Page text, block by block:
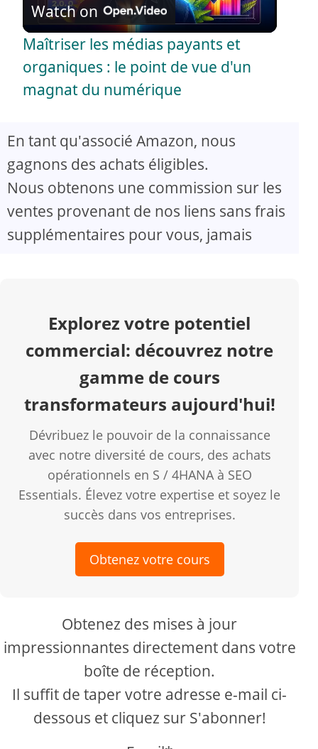
l
a
V
i
d
o
Watch on
Maîtriser les médias payants et
organiques : le point de vue d'un
magnat du numérique
En tant qu'associé Amazon, nous
gagnons des achats éligibles.
Nous obtenons une commission sur les
ventes provenant de nos liens sans frais
supplémentaires pour vous, jamais
Explorez votre potentiel
commercial: découvrez notre
gamme de cours
transformateurs aujourd'hui!
Dévribuez le pouvoir de la connaissance
avec notre diversité de cours, des achats
opérationnels en S / 4HANA à SEO
Essentials. Élevez votre expertise et soyez le
succès dans vos entreprises.
Obtenez votre cours
Obtenez des mises à jour
impressionnantes directement dans votre
boîte de réception.
Il suffit de taper votre adresse e-mail ci-
dessous et cliquez sur S'abonner!